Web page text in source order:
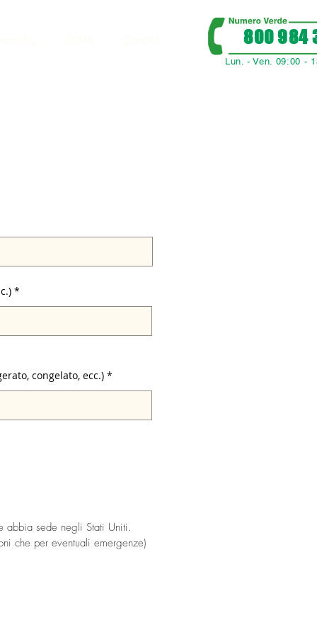
800 984
Lun. - Ven. 09:00 -
congelato, ecc.)
abbia sede negli Stati Uniti.
che per eventuali emergenze)